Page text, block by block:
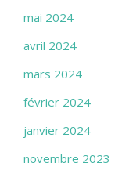
mai 2024
avril 2024
mars 2024
février 2024
janvier 2024
novembre 2023